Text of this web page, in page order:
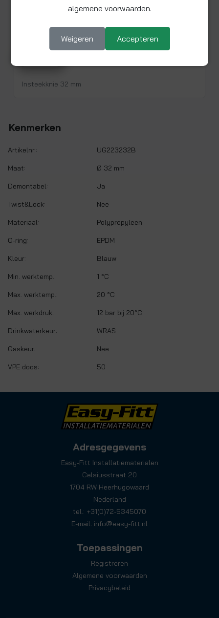
Insteekknie 32 mm
Kenmerken
Artikelnr.: UG223232B
Maat: Ø 32 mm
Demontabel: Ja
Twist&Lock: Nee
Materiaal: Polypropyleen
O-ring: EPDM
Kleur: Blauw
Min. werktemp.: 1 °C
Max. werktemp.: 20 °C
Max. werkdruk: 12 bar bij 20°C
Drinkwaterkeur: WRAS
Gaskeur: Nee
VPE doos: 50
Adresgegevens
Easy-Fitt Installatiematerialen
Celsiusstraat 20
1704 RW Heerhugowaard
Nederland
tel.: +31(0)72-5345070
E-mail: info@easy-fitt.nl
Toepassingen
Registreren
Algemene voorwaarden
Privacybeleid
algemene voorwaarden.
Weigeren Accepteren